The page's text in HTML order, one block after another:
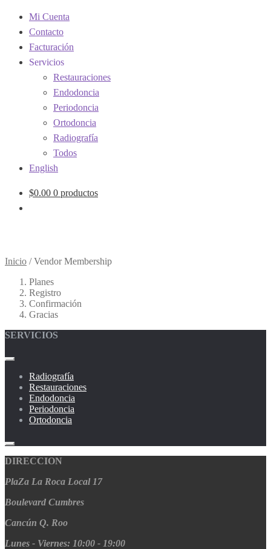
Mi Cuenta
Contacto
Facturación
Servicios
Restauraciones
Endodoncia
Periodoncia
Ortodoncia
Radiografía
Todos
English
$0.00 0 productos
Inicio /Vendor Membership
Planes
Registro
Confirmación
Gracias
SERVICIOS
Radiografía
Restauraciones
Endodoncia
Periodoncia
Ortodoncia
DIRECCION
PlaZa La Roca Local 17
Boulevard Cumbres
Cancún Q. Roo
Lunes - Viernes: 10:00 - 19:00